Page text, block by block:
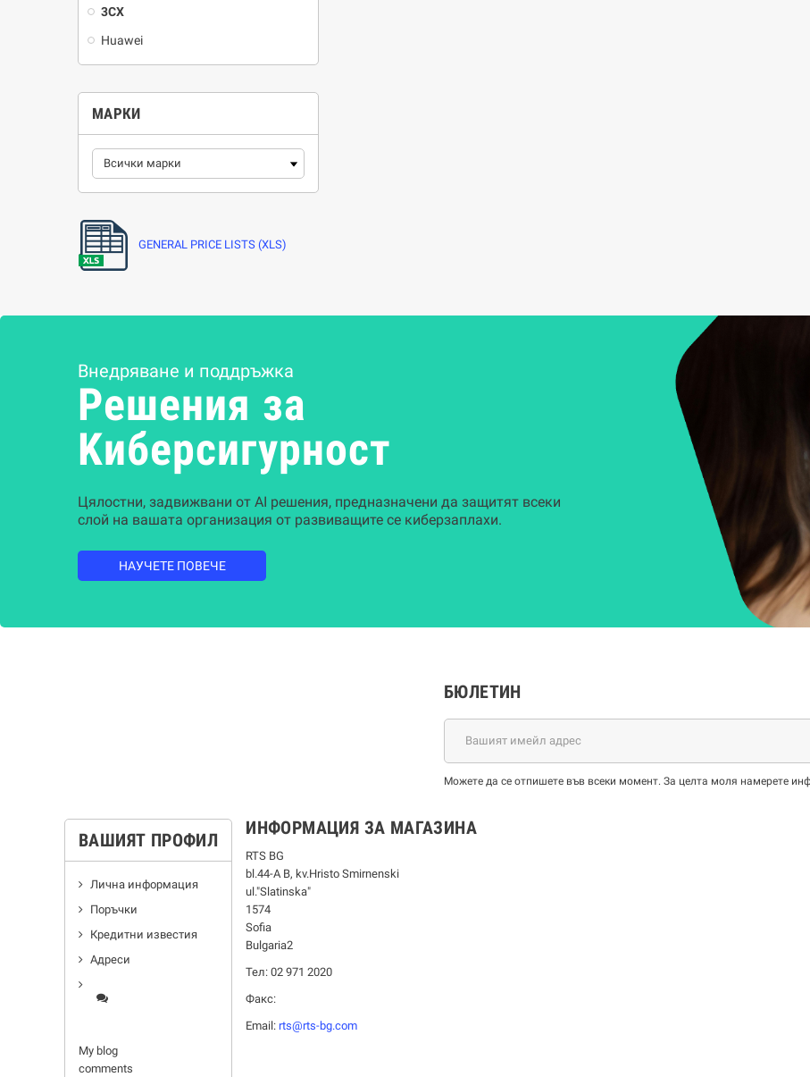
3CX
Huawei
МАРКИ
GENERAL PRICE LISTS (XLS)
Внедряване и поддръжка
Решения за
Kиберсигурност
Цялостни, задвижвани от AI решения, предназначени да защитят всеки
слой на вашата организация от развиващите се киберзаплахи.
НАУЧЕТЕ ПОВЕЧЕ
БЮЛЕТИН
Можете да се отпишете във всеки момент. За целта моля намерете
ВАШИЯТ ПРОФИЛ
Лична информация
Поръчки
Кредитни известия
Адреси
My blog
comments
ИНФОРМАЦИЯ ЗА МАГАЗИНА
RTS BG
bl.44-А В, kv.Hristo Smirnenski
ul."Slatinska"
1574
Sofia
Bulgaria2
Тел: 02 971 2020
Факс:
Email:rts@rts-bg.com